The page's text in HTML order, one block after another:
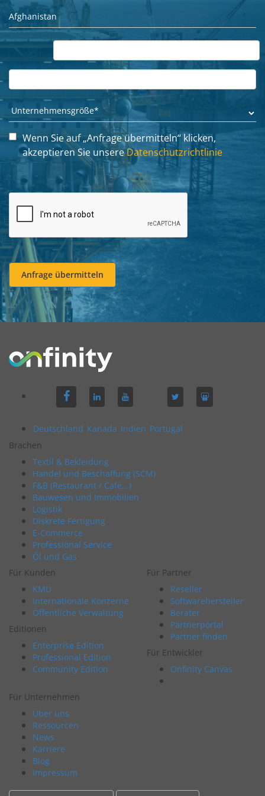
Wenn Sie auf „Anfrage übermitteln“ klicken,
akzeptieren Sie unsereDatenschutzrichtlinie
Anfrage übermitteln
Deutschland Kanada Indien Portugal
Brachen
Textil & Bekleidung
Handel und Beschaffung (SCM)
F&B (Restaurant / Café...)
Bauwesen und Immobilien
Logistik
Diskrete Fertigung
E-Commerce
Professional Service
Öl und Gas
Für Kunden
KMU
Internationale Konzerne
Öffentliche Verwaltung
Editionen
Enterprise Edition
Professional Edition
Community Edition
Für Partner
Reseller
Softwarehersteller
Berater
Partnerportal
Partner finden
Für Entwickler
Onfinity Canvas
Für Unternehmen
Über uns
Ressourcen
News
Karriere
Blog
Impressum